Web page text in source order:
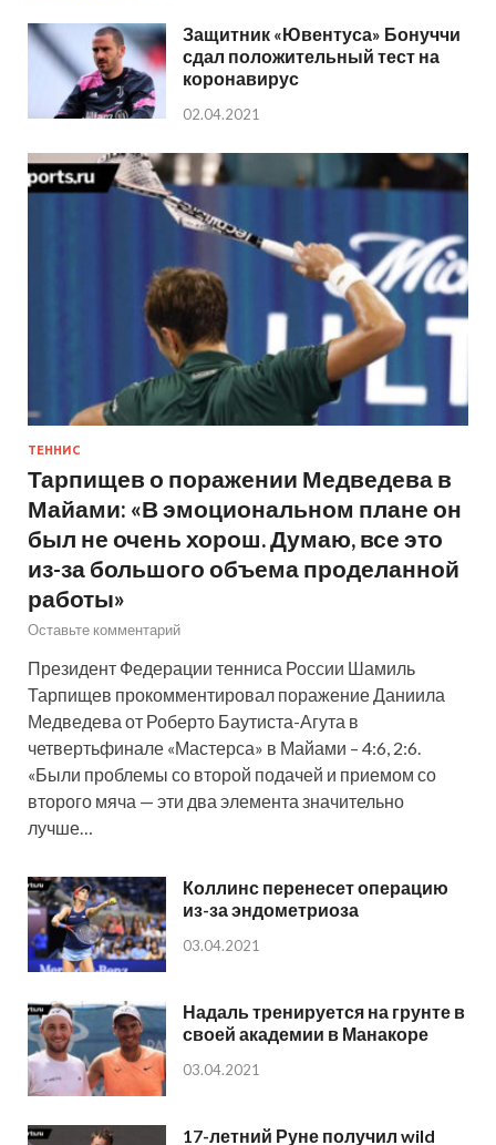
Защитник «Ювентуса» Бонуччи
сдал положительный тест на
коронавирус
02.04.2021
ТЕННИС
Тарпищев о поражении Медведева в
Майами: «В эмоциональном плане он
был не очень хорош. Думаю, все это
из-за большого объема проделанной
работы»
Оставьте комментарий
Президент Федерации тенниса России Шамиль
Тарпищев прокомментировал поражение Даниила
Медведева от Роберто Баутиста-Агута в
четвертьфинале «Мастерса» в Майами – 4:6, 2:6.
«Были проблемы со второй подачей и приемом со
второго мяча — эти два элемента значительно
лучше…
Коллинс перенесет операцию
из-за эндометриоза
03.04.2021
Надаль тренируется на грунте в
своей академии в Манакоре
03.04.2021
17-летний Руне получил wild